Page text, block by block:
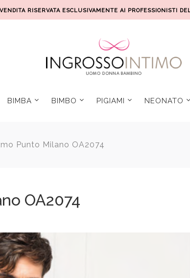
VENDITA RISERVATA ESCLUSIVAMENTE AI PROFESSIONISTI
BIMBA BIMBO PIGIAMI NEONATO
Punto Milano OA2074
OA2074